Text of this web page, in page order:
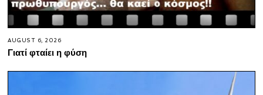
AUGUST 6, 2026
Γιατί φταίει η φύση